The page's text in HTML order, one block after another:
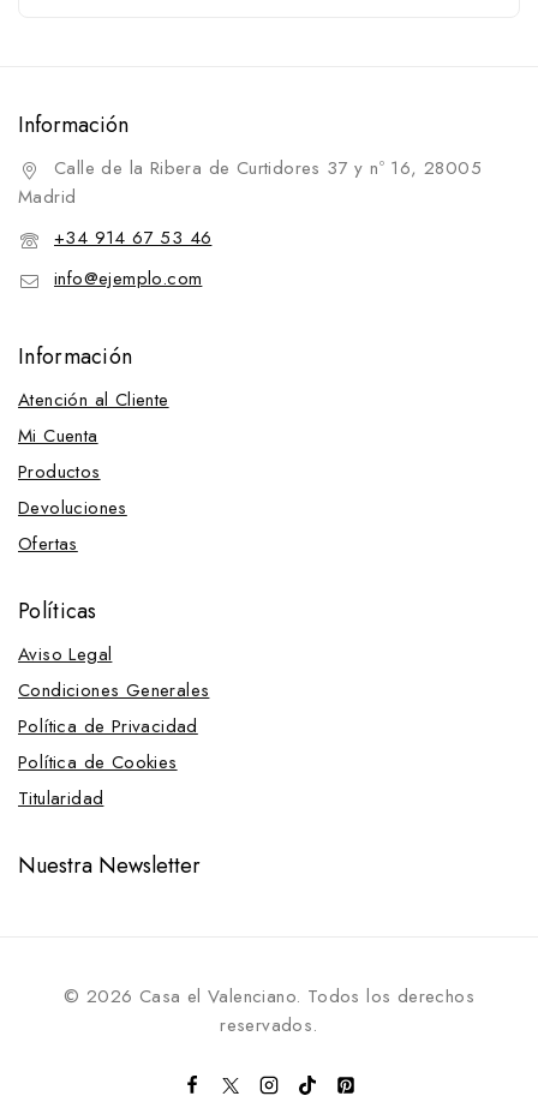
Información
Calle de la Ribera de Curtidores 37 y nº 16, 28005
Madrid
+34 914 67 53 46
info@ejemplo.com
Información
Atención al Cliente
Mi Cuenta
Productos
Devoluciones
Ofertas
Políticas
Aviso Legal
Condiciones Generales
Política de Privacidad
Política de Cookies
Titularidad
Nuestra Newsletter
© 2026 Casa el Valenciano. Todos los derechos
reservados.